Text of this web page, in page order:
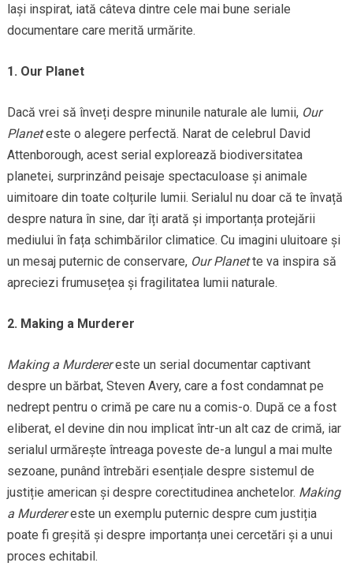
lași inspirat, iată câteva dintre cele mai bune seriale
documentare care merită urmărite.
1. Our Planet
Dacă vrei să înveți despre minunile naturale ale lumii, Our
Planeteste o alegere perfectă. Narat de celebrul David
Attenborough, acest serial explorează biodiversitatea
planetei, surprinzând peisaje spectaculoase și animale
uimitoare din toate colțurile lumii. Serialul nu doar că te învață
despre natura în sine, dar îți arată și importanța protejării
mediului în fața schimbărilor climatice. Cu imagini uluitoare și
un mesaj puternic de conservare, Our Planette va inspira să
apreciezi frumusețea și fragilitatea lumii naturale.
2. Making a Murderer
Making a Murderereste un serial documentar captivant
despre un bărbat, Steven Avery, care a fost condamnat pe
nedrept pentru o crimă pe care nu a comis-o. După ce a fost
eliberat, el devine din nou implicat într-un alt caz de crimă, iar
serialul urmărește întreaga poveste de-a lungul a mai multe
sezoane, punând întrebări esențiale despre sistemul de
justiție american și despre corectitudinea anchetelor. Making
a Murderereste un exemplu puternic despre cum justiția
poate fi greșită și despre importanța unei cercetări și a unui
proces echitabil.